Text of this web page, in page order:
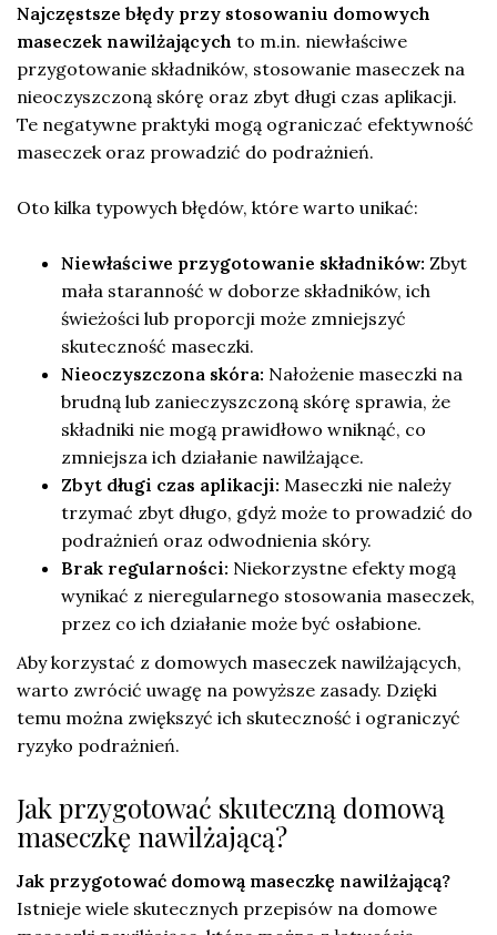
Najczęstsze błędy przy stosowaniu domowych
maseczek nawilżających to m.in. niewłaściwe
przygotowanie składników, stosowanie maseczek na
nieoczyszczoną skórę oraz zbyt długi czas aplikacji.
Te negatywne praktyki mogą ograniczać efektywność
maseczek oraz prowadzić do podrażnień.
Oto kilka typowych błędów, które warto unikać:
Niewłaściwe przygotowanie składników: Zbyt
mała staranność w doborze składników, ich
świeżości lub proporcji może zmniejszyć
skuteczność maseczki.
Nieoczyszczona skóra: Nałożenie maseczki na
brudną lub zanieczyszczoną skórę sprawia, że
składniki nie mogą prawidłowo wniknąć, co
zmniejsza ich działanie nawilżające.
Zbyt długi czas aplikacji: Maseczki nie należy
trzymać zbyt długo, gdyż może to prowadzić do
podrażnień oraz odwodnienia skóry.
Brak regularności: Niekorzystne efekty mogą
wynikać z nieregularnego stosowania maseczek,
przez co ich działanie może być osłabione.
Aby korzystać z domowych maseczek nawilżających,
warto zwrócić uwagę na powyższe zasady. Dzięki
temu można zwiększyć ich skuteczność i ograniczyć
ryzyko podrażnień.
Jak przygotować skuteczną domową
maseczkę nawilżającą?
Jak przygotować domową maseczkę nawilżającą?
Istnieje wiele skutecznych przepisów na domowe